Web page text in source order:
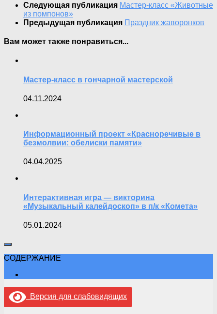
Следующая публикация Мастер-класс «Животные
из помпонов»
Предыдущая публикация Праздник жаворонков
Вам может также понравиться...
Мастер-класс в гончарной мастерской
04.11.2024
Информационный проект «Красноречивые в
безмолвии: обелиски памяти»
04.04.2025
Интерактивная игра — викторина
«Музыкальный калейдоскоп» в п/к «Комета»
05.01.2024
СОДЕРЖАНИЕ
Версия для слабовидящих